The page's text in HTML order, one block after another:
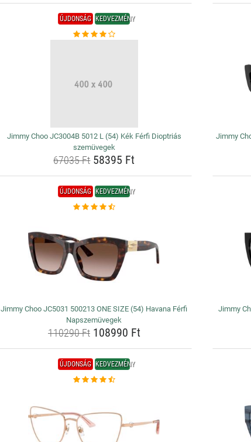
ÚJDONSÁG KEDVEZMÉNY
Jimmy Choo JC3004B 5012 L (54) Kék Férfi Dioptriás
szemüvegek
67035 Ft58395 Ft
Jimmy
ÚJDONSÁG KEDVEZMÉNY
Jimmy Choo JC5031 500213 ONE SIZE (54) Havana Férfi
Napszemüvegek
110290 Ft108990 Ft
Jimmy
ÚJDONSÁG KEDVEZMÉNY